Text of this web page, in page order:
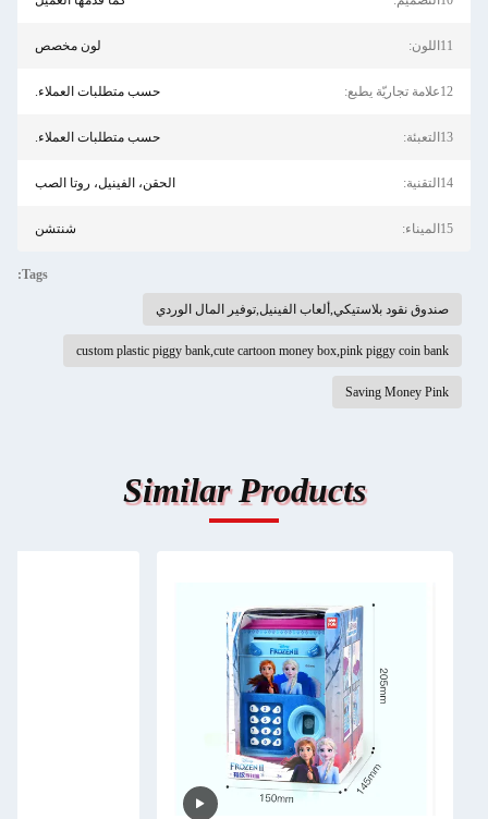
11اللون: لون مخصص
12علامة تجاريّة يطبع: حسب متطلبات العملاء.
13التعبئة: حسب متطلبات العملاء.
14التقنية: الحقن، الفينيل، روتا الصب
15الميناء: شنتشن
Tags:
صندوق نقود بلاستيكي,ألعاب الفينيل,توفير المال الوردي
custom plastic piggy bank,cute cartoon money box,pink piggy coin bank
Saving Money Pink
Similar Products